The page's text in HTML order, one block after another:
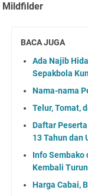
Mildfilder
BACA JUGA
Ada Najib
Sepakbola
Nama-nama
Telur, Tomat,
Daftar
13 Tahun dan
Info Sembako
Kembali Turun
Harga Cabai,